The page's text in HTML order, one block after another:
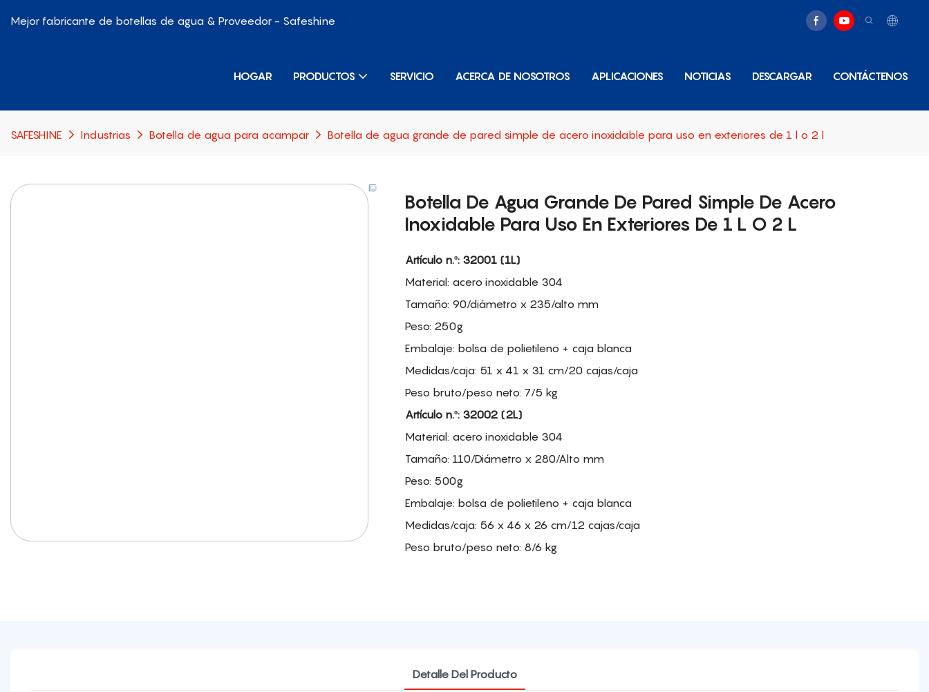
Mejor fabricante de botellas de agua & Proveedor - Safeshine
HOGAR PRODUCTOS SERVICIO ACERCA DE NOSOTROS APLICACIONES NOTICIAS DESCARGAR CONTÁCTENOS
SAFESHINE Industrias Botella de agua para acampar Botella de agua grande de pared simple de acero inoxidable para uso en exteriores de 1 l o 2 l
Botella De Agua Grande De Pared Simple De Acero
Inoxidable Para Uso En Exteriores De 1 L O 2 L
Artículo n.º: 32001 (1L)
Material: acero inoxidable 304
Tamaño: 90/diámetro x 235/alto mm
Peso: 250g
Embalaje: bolsa de polietileno + caja blanca
Medidas/caja: 51 x 41 x 31 cm/20 cajas/caja
Peso bruto/peso neto: 7/5 kg
Artículo n.º: 32002 (2L)
Material: acero inoxidable 304
Tamaño: 110/Diámetro x 280/Alto mm
Peso: 500g
Embalaje: bolsa de polietileno + caja blanca
Medidas/caja: 56 x 46 x 26 cm/12 cajas/caja
Peso bruto/peso neto: 8/6 kg
Detalle Del Producto